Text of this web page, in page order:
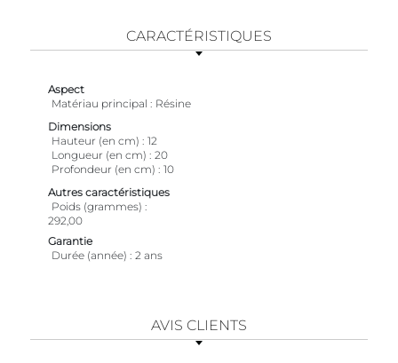
CARACTÉRISTIQUES
Aspect
Matériau principal
Résine
Dimensions
Hauteur (en cm)
12
Longueur (en cm)
20
Profondeur (en cm)
10
Autres caractéristiques
Poids (grammes)
292,00
Garantie
Durée (année)
2 ans
AVIS CLIENTS